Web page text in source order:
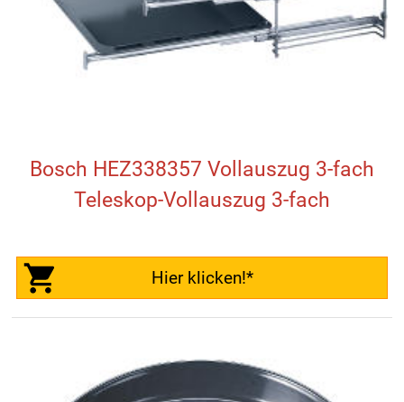
Bosch HEZ338357 Vollauszug 3-fach
Teleskop-Vollauszug 3-fach
Hier klicken!*